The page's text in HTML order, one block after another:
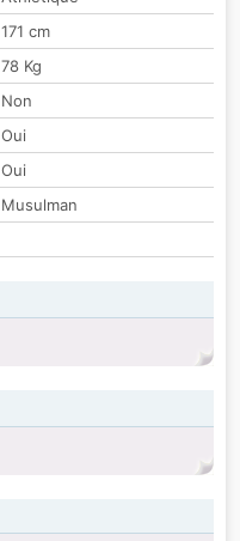
171 cm
78 Kg
Non
Oui
Oui
Musulman